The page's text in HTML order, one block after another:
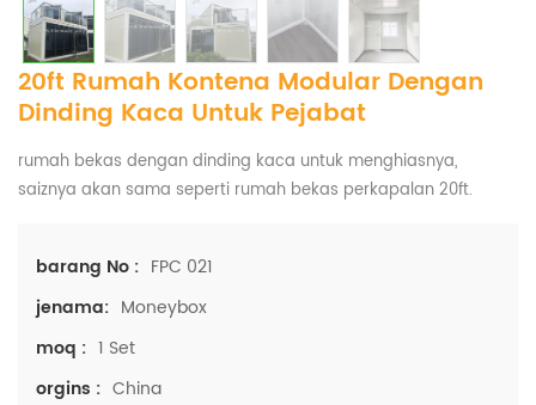
20ft Rumah Kontena Modular Dengan
Dinding Kaca Untuk Pejabat
rumah bekas dengan dinding kaca untuk menghiasnya,
saiznya akan sama seperti rumah bekas perkapalan 20ft.
barang No : FPC 021
jenama: Moneybox
moq : 1 Set
orgins : China